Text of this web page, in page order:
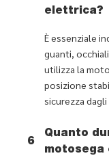
elettrica?
È essenziale
guanti,
utilizza la
posizione
sicurezza
6
Quanto
motosega